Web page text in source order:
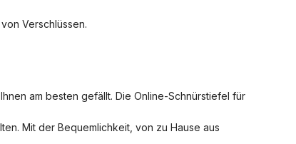
Verschlüssen.
am besten gefällt. Die Online-Schnürstiefel für
Mit der Bequemlichkeit, von zu Hause aus